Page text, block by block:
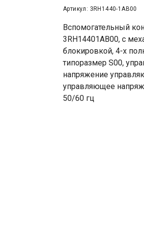
Артикул: 3RH1440-1AB00
Вспомогательный
3RH14401AB00, с
блокировкой, 4-х
типоразмер S00,
напряжение
управляющее
50/60 гц